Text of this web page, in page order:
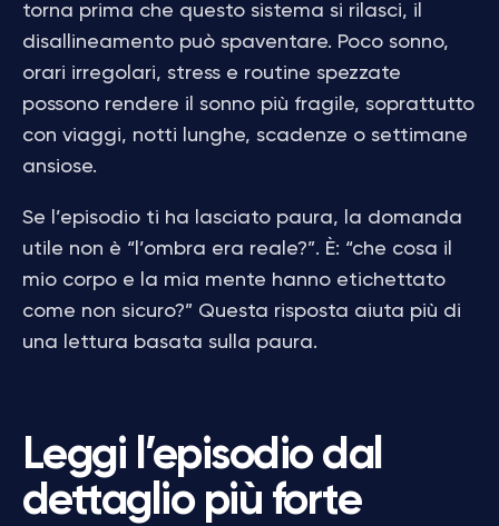
torna prima che questo sistema si rilasci, il
disallineamento può spaventare. Poco sonno,
orari irregolari, stress e routine spezzate
possono rendere il sonno più fragile, soprattutto
con viaggi, notti lunghe, scadenze o settimane
ansiose.
Se l’episodio ti ha lasciato paura, la domanda
utile non è “l’ombra era reale?”. È: “che cosa il
mio corpo e la mia mente hanno etichettato
come non sicuro?” Questa risposta aiuta più di
una lettura basata sulla paura.
Leggi l’episodio dal
dettaglio più forte